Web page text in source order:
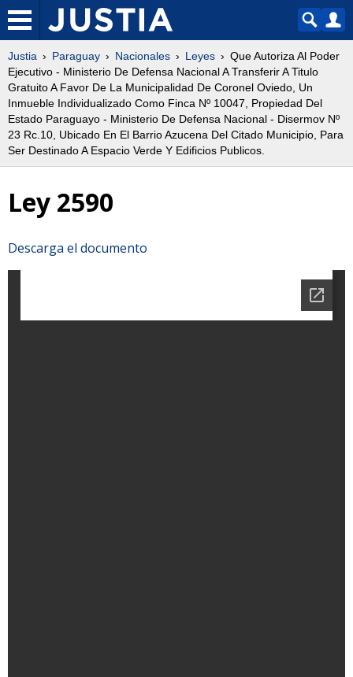
Justia Paraguay Nacionales Leyes
Que Autoriza Al Poder
Ejecutivo - Ministerio De Defensa Nacional A Transferir A Titulo
Gratuito A Favor De La Municipalidad De Coronel Oviedo, Un
Inmueble Individualizado Como Finca Nº 10047, Propiedad Del
Estado Paraguayo - Ministerio De Defensa Nacional - Disermov Nº
23 Rc.10, Ubicado En El Barrio Azucena Del Citado Municipio, Para
Ser Destinado A Espacio Verde Y Edificios Publicos.
Ley 2590
Descarga el documento